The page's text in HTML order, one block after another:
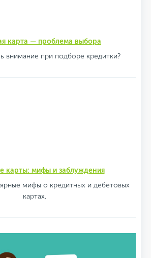
карта — проблема выбора
внимание при подборе кредитки?
карты: мифы и заблуждения
мифы о кредитных и дебетовых
картах.